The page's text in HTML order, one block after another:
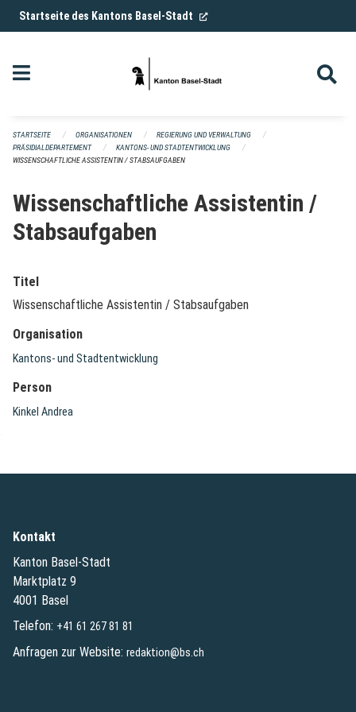
Navigation überspringen
Startseite des Kantons Basel-Stadt (External Link)
STARTSEITE ORGANISATIONEN
REGIERUNG UND VERWALTUNG
PRÄSIDIALDEPARTEMENT
KANTONS- UND STADTENTWICKLUNG
WISSENSCHAFTLICHE ASSISTENTIN / STABSAUFGABEN
Wissenschaftliche Assistentin /
Stabsaufgaben
Titel
Wissenschaftliche Assistentin / Stabsaufgaben
Organisation
Kantons- und Stadtentwicklung
Person
Kinkel Andrea
Kontakt
Kanton Basel-Stadt
Marktplatz 9
4001 Basel
Telefon: +41 61 267 81 81
Anfragen zur Website: redaktion@bs.ch